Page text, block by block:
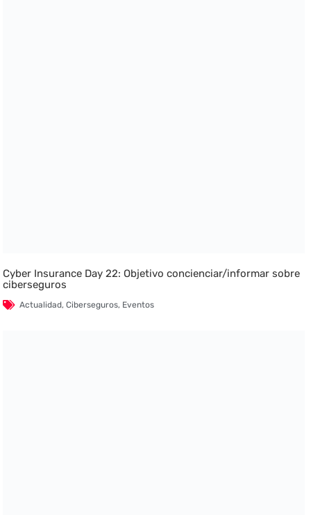
Cyber Insurance Day 22: Objetivo concienciar/informar sobre
ciberseguros
Actualidad,Ciberseguros, Eventos